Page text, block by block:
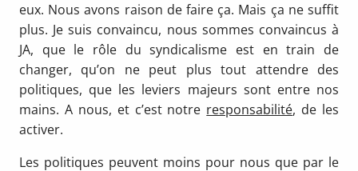
eux. Nous avons raison de faire ça. Mais ça ne suffit
plus. Je suis convaincu, nous sommes convaincus à
JA, que le rôle du syndicalisme est en train de
changer, qu’on ne peut plus tout attendre des
politiques, que les leviers majeurs sont entre nos
mains. A nous, et c’est notre responsabilité, de les
activer.
Les politiques peuvent moins pour nous que par le